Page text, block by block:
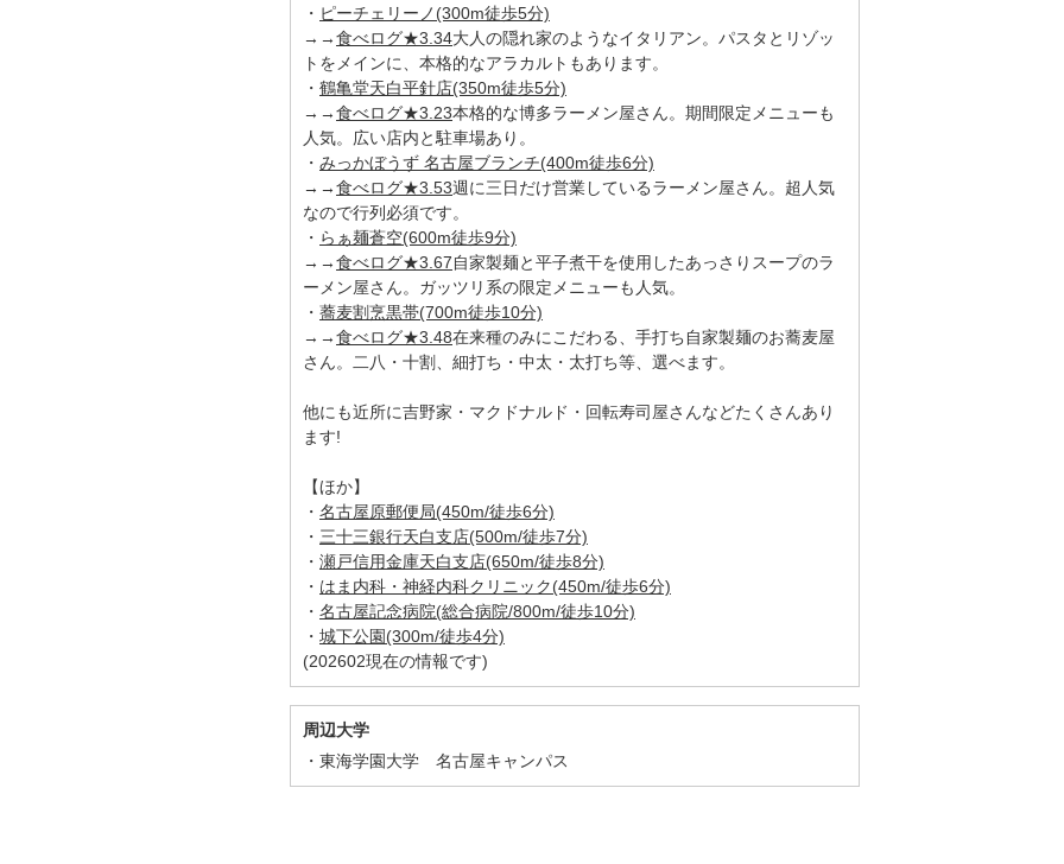
・ ピーチェリーノ(300m徒歩5分)
→→食べログ★3.34大人の隠れ家のようなイタリアン。パスタとリゾッ
トをメインに、本格的なアラカルトもあります。
・ 鶴亀堂天白平針店(350m徒歩5分)
→→食べログ★3.23本格的な博多ラーメン屋さん。期間限定メニューも
人気。広い店内と駐車場あり。
・ みっかぼうず 名古屋ブランチ(400m徒歩6分)
→→食べログ★3.53週に三日だけ営業しているラーメン屋さん。超人気
なので行列必須です。
・ らぁ麺蒼空(600m徒歩9分)
→→食べログ★3.67自家製麺と平子煮干を使用したあっさりスープのラ
ーメン屋さん。ガッツリ系の限定メニューも人気。
・ 蕎麦割烹黒帯(700m徒歩10分)
→→食べログ★3.48在来種のみにこだわる、手打ち自家製麺のお蕎麦屋
さん。二八・十割、細打ち・中太・太打ち等、選べます。
他にも近所に吉野家・マクドナルド・回転寿司屋さんなどたくさんあり
ます!
【ほか】
・ 名古屋原郵便局(450m/徒歩6分)
・ 三十三銀行天白支店(500m/徒歩7分)
・ 瀬戸信用金庫天白支店(650m/徒歩8分)
・ はま内科・神経内科クリニック(450m/徒歩6分)
・ 名古屋記念病院(総合病院/800m/徒歩10分)
・ 城下公園(300m/徒歩4分)
(202602現在の情報です)
周辺大学
東海学園大学 名古屋キャンパス